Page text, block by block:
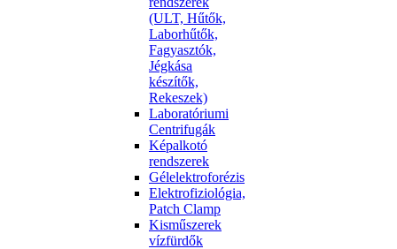
(ULT, Hűtők,
Laborhűtők,
Fagyasztók,
Jégkása
készítők,
Rekeszek)
Laboratóriumi
Centrifugák
Képalkotó
rendszerek
Gélelektroforézis
Elektrofiziológia,
Patch Clamp
Kisműszerek
vízfürdők